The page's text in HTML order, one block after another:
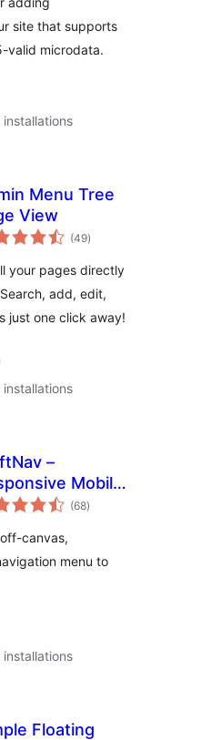
site that supports
valid microdata.
Menu Tree
View
(49arvosanat
yhteensä
)
your pages directly
add, edit,
just one click away!
–
Mobile
(68arvosanat
yhteensä
)
canvas,
menu to
Floating